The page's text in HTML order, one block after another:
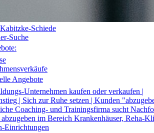
Schiede
Suche
Angebote
Unternehmen kaufen oder verkaufen |
| Sich zur Ruhe setzen | Kunden
Coaching- und Trainingsfirma sucht
im Bereich Krankenhäuser, Reha-
Einrichtungen